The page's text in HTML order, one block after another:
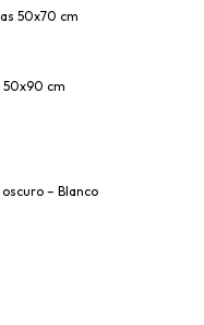
50x70 cm
50x90 cm
– Blanco